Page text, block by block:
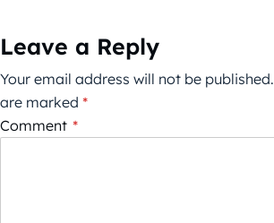
Leave a Reply
Your email address will not be published.
are marked *
Comment *